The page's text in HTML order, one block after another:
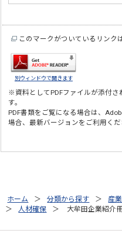
このマークがついているリンク
別ウィンドウで開きます
※資料としてPDFファイルが添付さ
す。
PDF書類をご覧になる場合は、
場合、最新バージョンをご利用くだ
ホーム 分類から探す 産
人材確保
大牟田企業紹介